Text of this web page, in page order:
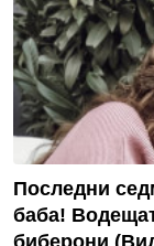
Последни
баба!
биберони